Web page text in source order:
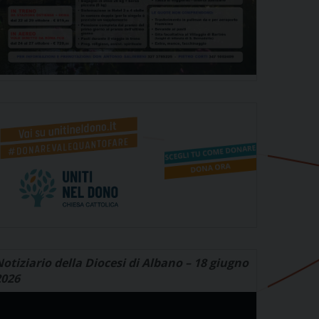
della Diocesi di Albano – 18 giugno